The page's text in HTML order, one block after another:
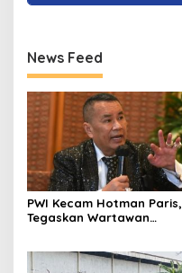
News Feed
PWI Kecam Hotman Paris,
Tegaskan Wartawan